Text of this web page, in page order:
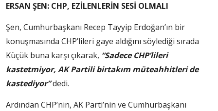
ERSAN ŞEN: CHP, EZİLENLERİN SESİ OLMALI
Şen, Cumhurbaşkanı Recep Tayyip Erdoğan’ın bir
konuşmasında CHP’lileri gaye aldığını söylediği sırada
Küçük buna karşı çıkarak, “Sadece CHP’lileri
kastetmiyor, AK Partili birtakım müteahhitleri de
kastediyor”dedi.
Ardından CHP’nin, AK Parti’nin ve Cumhurbaşkanı